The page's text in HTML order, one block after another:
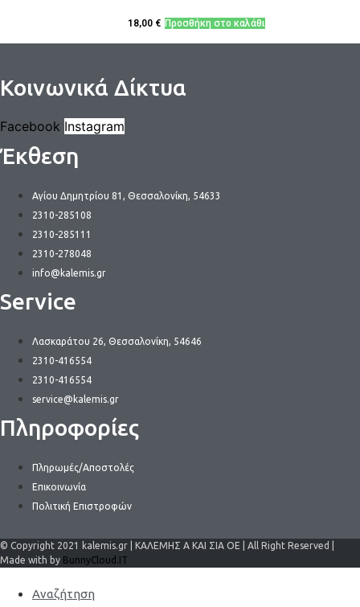
18,00 € Προσθήκη στο καλάθι
Κοινωνικά Δίκτυα
Facebook Instagram
Έκθεση
Αγίου Δημητρίου 81, Θεσσαλονίκη, 54633
2310-285108
2310-285111
2310-278048
info@kalemis.gr
Service
Λασκαράτου 26, Θεσσαλονίκη, 54646
2310-416554
2310-416554
service@kalemis.gr
Πληροφορίες
Πληρωμές/Αποστολές
Επικοινωνία
Πολιτική Επιστροφών
© Copyright 2021 kalemis.gr | ΚΑΛΕΜΗΣ Α ΚΑΙ ΣΙΑ ΟΕ | All Right Reserved |
Made with by BunnyCloud.IT
Αναζήτηση